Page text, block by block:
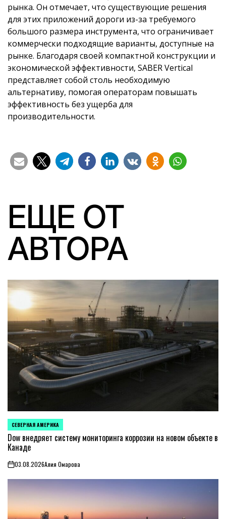
рынка. Он отмечает, что существующие решения
для этих приложений дороги из-за требуемого
большого размера инструмента, что ограничивает
коммерчески подходящие варианты, доступные на
рынке. Благодаря своей компактной конструкции и
экономической эффективности, SABER Vertical
представляет собой столь необходимую
альтернативу, помогая операторам повышать
эффективность без ущерба для
производительности.
ЕЩЕ ОТ
АВТОРА
ОПУБЛИКОВАНО
В
СЕВЕРНАЯ АМЕРИКА
Dow внедряет систему мониторинга коррозии на новом объекте в
Канаде
on03.08.2026Алия Омарова